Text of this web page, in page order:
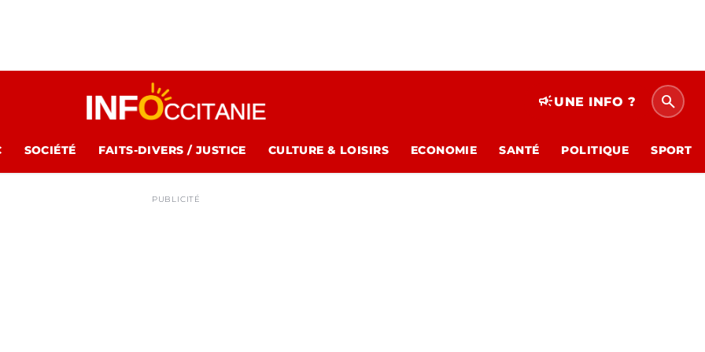
campaignUNE INFO ? search
SOCIÉTÉ FAITS-DIVERS / JUSTICE CULTURE & LOISIRS ECONOMIE SANTÉ POLITIQUE SPORT
PUBLICITÉ